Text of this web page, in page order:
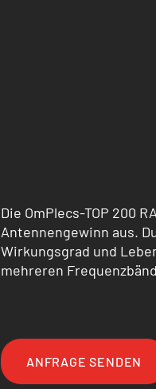
Die OmPlecs-TOP 200
Antennengewinn aus.
Wirkungsgrad und
mehreren
ANFRAGE SENDEN